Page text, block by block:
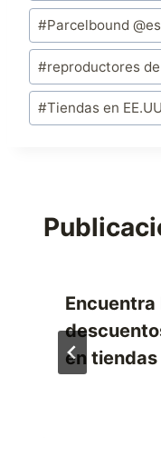
entrada:
#Parcelbound @es
#reproductores
#Tiendas en
Encuentra
en tiendas